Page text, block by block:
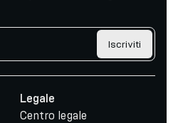
Iscriviti
Legale
Centro legale